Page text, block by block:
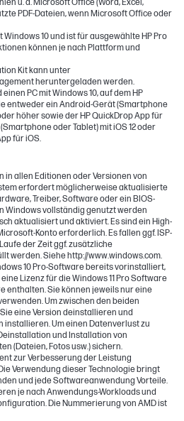
u. a. Microsoft Office (Word, Excel,
PDF-Dateien, wenn Microsoft Office oder
Windows 10 und ist für ausgewählte HP Pro
können je nach Plattform und
Kit kann unter
heruntergeladen werden.
PC mit Windows 10, auf dem HP
entweder ein Android-Gerät (Smartphone
höher sowie der HP QuickDrop App für
oder Tablet) mit iOS 12 oder
für iOS.
in allen Editionen oder Versionen von
erfordert möglicherweise aktualisierte
Treiber, Software oder ein BIOS-
Windows vollständig genutzt werden
aktualisiert und aktiviert. Es sind ein High-
Konto erforderlich. Es fallen ggf. ISP-
der Zeit ggf. zusätzliche
werden. Siehe http://www.windows.com.
10 Pro-Software bereits vorinstalliert,
Lizenz für die Windows 11 Pro Software
enthalten. Sie können jeweils nur eine
Um zwischen den beiden
eine Version deinstallieren und
installieren. Um einen Datenverlust zu
und Installation von
(Dateien, Fotos usw.) sichern.
zur Verbesserung der Leistung
Verwendung dieser Technologie bringt
und jede Softwareanwendung Vorteile.
je nach Anwendungs-Workloads und
Die Nummerierung von AMD ist